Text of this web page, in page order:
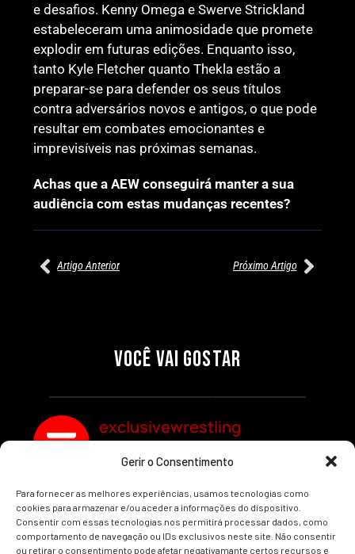
Gerir o Consentimento
Para fornecer as melhores experiências, usamos tecnologias como
cookies para armazenar e/ou aceder a informações do dispositivo.
Consentir com essas tecnologias nos permitirá processar dados, como
comportamento de navegação ou IDs exclusivos neste site. Não consentir
ou retirar o consentimento pode afetar negativamante certos recursos e
e desafios. Kenny Omega e Swerve Strickland
estabeleceram uma animosidade que promete
explodir em futuras edições. Enquanto isso,
tanto Kyle Fletcher quanto Thekla estão a
preparar-se para defender os seus títulos
contra adversários novos e antigos, o que pode
resultar em combates emocionantes e
imprevisíveis nas próximas semanas.
Achas que a AEW conseguirá manter a sua
audiência com estas mudanças recentes?
Artigo Anterior Próximo Artigo
VOCÊ VAI GOSTAR
SEGMENTOS A NÃO PERDER
Por exclusivewrestling
MUNDIAL FEMININO NA AEW
REDEMPTION
Por exclusivewrestling
exclusivewrestling
Ver mais Artigos